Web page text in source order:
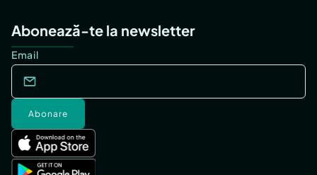
Abonează-te la newsletter
Email
Abonare